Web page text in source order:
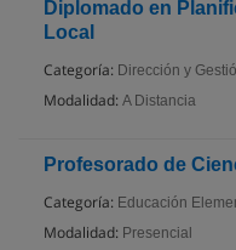
Diplomado en
Local
Categoría: Dirección y
Modalidad: A Distancia
Profesorado de
Categoría: Educación
Modalidad: Presencial